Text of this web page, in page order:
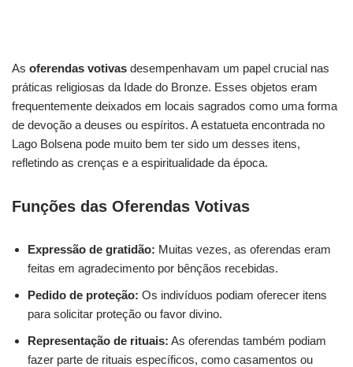
As oferendas votivas desempenhavam um papel crucial nas
práticas religiosas da Idade do Bronze. Esses objetos eram
frequentemente deixados em locais sagrados como uma forma
de devoção a deuses ou espíritos. A estatueta encontrada no
Lago Bolsena pode muito bem ter sido um desses itens,
refletindo as crenças e a espiritualidade da época.
Funções das Oferendas Votivas
Expressão de gratidão: Muitas vezes, as oferendas eram
feitas em agradecimento por bênçãos recebidas.
Pedido de proteção: Os indivíduos podiam oferecer itens
para solicitar proteção ou favor divino.
Representação de rituais: As oferendas também podiam
fazer parte de rituais específicos, como casamentos ou